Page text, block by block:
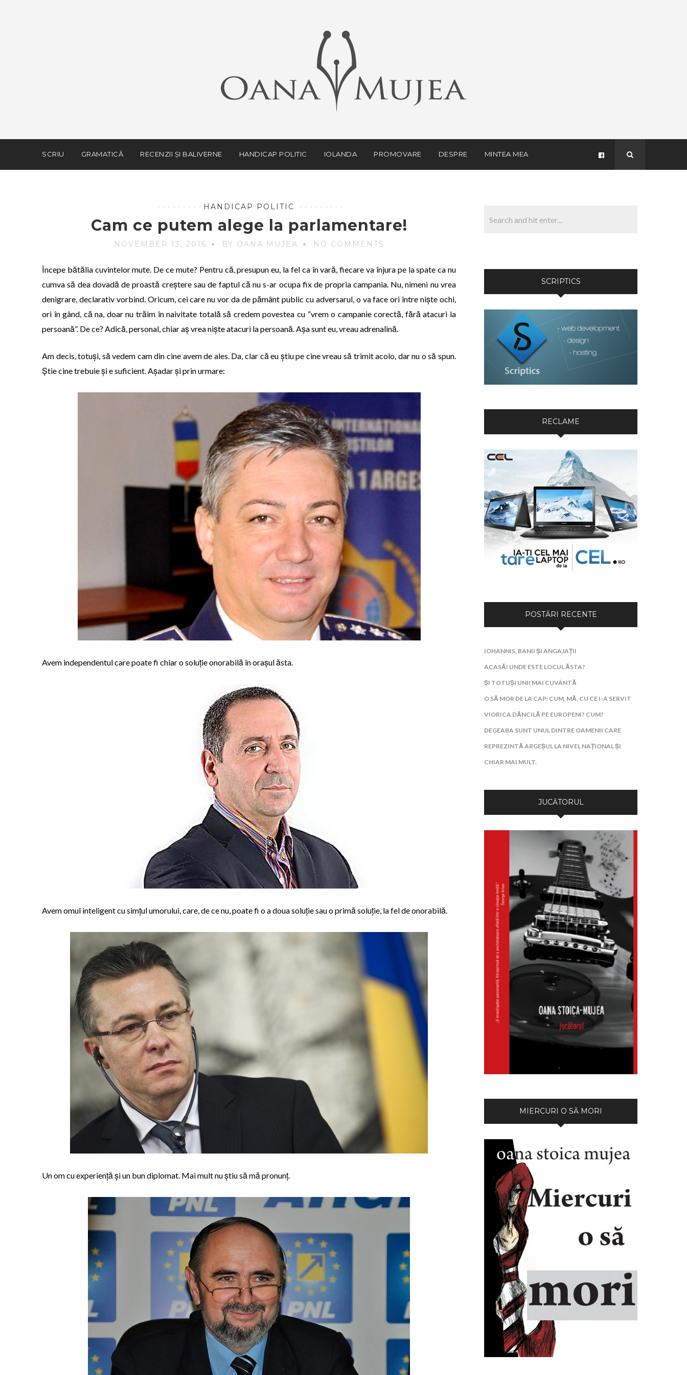
SCRIU GRAMATICĂ RECENZII ȘI BALIVERNE HANDICAP POLITIC IOLANDA PROMOVARE DESPRE MINTEA MEA
HANDICAP POLITIC
Cam ce putem alege la parlamentare!
NOVEMBER 13, 2016 BY OANA MUJEA NO COMMENTS
Începe bătălia cuvintelor mute. De ce mute? Pentru că, presupun eu, la fel ca în vară, fiecare va înjura pe la spate ca nu
cumva să dea dovadă de proastă creștere sau de faptul că nu s-ar ocupa fix de propria campania. Nu, nimeni nu vrea
denigrare, declarativ vorbind. Oricum, cei care nu vor da de pământ public cu adversarul, o va face ori între niște ochi,
ori în gând, că na, doar nu trăim în naivitate totală să credem povestea cu “vrem o campanie corectă, fără atacuri la
persoană”. De ce? Adică, personal, chiar aș vrea niște atacuri la persoană. Așa sunt eu, vreau adrenalină.
Am decis, totuși, să vedem cam din cine avem de ales. Da, clar că eu știu pe cine vreau să trimit acolo, dar nu o să spun.
Știe cine trebuie și e suficient. Așadar și prin urmare:
Avem independentul care poate fi chiar o soluție onorabilă în orașul ăsta.
Avem omul inteligent cu simțul umorului, care, de ce nu, poate fi o a doua soluție sau o primă soluție, la fel de onorabilă.
Un om cu experiență și un bun diplomat. Mai mult nu știu să mă pronunț.
SCRIPTICS
RECLAME
POSTĂRI RECENTE
IOHANNIS, BANII ȘI ANGAJAȚII
ACASĂ! UNDE ESTE LOCUL ĂSTA?
ȘI TOTUȘI UNII MAI CUVÂNTĂ
O SĂ MOR DE LA CAP: CUM, MĂ, CU CE I-A SERVIT
VIORICA DĂNCILĂ PE EUROPENI? CUM?
DEGEABA SUNT UNUL DINTRE OAMENII CARE
REPREZINTĂ ARGEȘUL LA NIVEL NAȚIONAL ȘI
CHIAR MAI MULT.
JUCĂTORUL
MIERCURI O SĂ MORI